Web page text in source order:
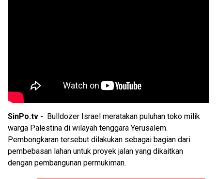
SinPo.tv -
Bulldozer Israel meratakan puluhan toko milik
warga Palestina di wilayah tenggara Yerusalem.
Pembongkaran tersebut dilakukan sebagai bagian dari
pembebasan lahan untuk proyek jalan yang dikaitkan
dengan pembangunan permukiman.